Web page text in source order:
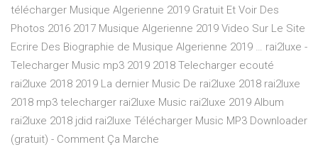
télécharger Musique Algerienne 2019 Gratuit Et Voir Des
Photos 2016 2017 Musique Algerienne 2019 Video Sur Le Site
Ecrire Des Biographie de Musique Algerienne 2019 … rai2luxe -
Telecharger Music mp3 2019 2018 Telecharger ecouté
rai2luxe 2018 2019 La dernier Music De rai2luxe 2018 rai2luxe
2018 mp3 telecharger rai2luxe Music rai2luxe 2019 Album
rai2luxe 2018 jdid rai2luxe Télécharger Music MP3 Downloader
(gratuit) - Comment Ça Marche